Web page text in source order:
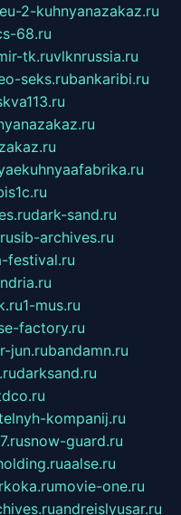
2-kuhnyanazakaz.ru
68.ru
tk.ruvlknrussia.ru
seks.rubankaribi.ru
dark-sand.ru
sib-archives.ru
festival.ru
1-mus.ru
factory.ru
jun.rubandamn.ru
darksand.ru
kompanij.ru
snow-guard.ru
aalse.ru
movie-one.ru
andreislyusar.ru